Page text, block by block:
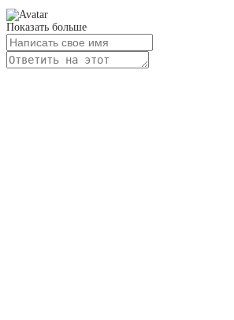
Показать больше